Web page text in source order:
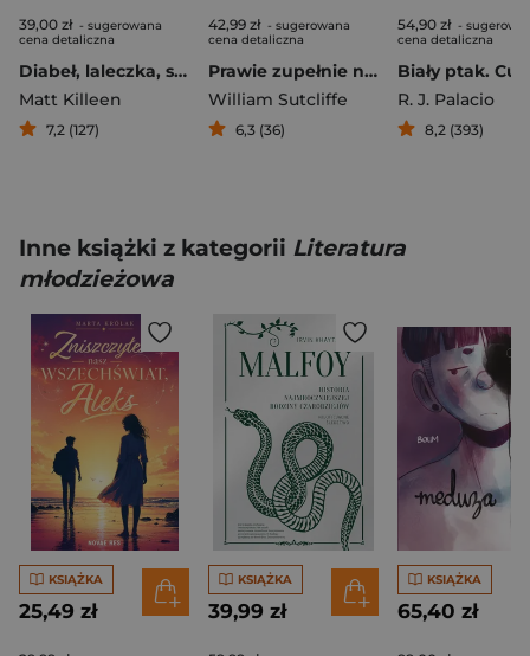
39,00 zł - sugerowana
cena detaliczna
Diabeł, laleczka, szpieg
Matt Killeen
7,2 (127)
42,99 zł - sugerowana
cena detaliczna
Prawie zupełnie nikt
William Sutcliffe
6,3 (36)
54,90 zł -
cena detaliczna
R. J. Palacio
8,2 (393)
Inne książki z kategorii Literatura
młodzieżowa
KSIĄŻKA
25,49 zł
KSIĄŻKA
39,99 zł
KSIĄŻKA
65,40 zł